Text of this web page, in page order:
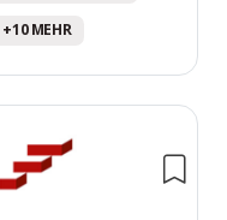
+10 MEHR